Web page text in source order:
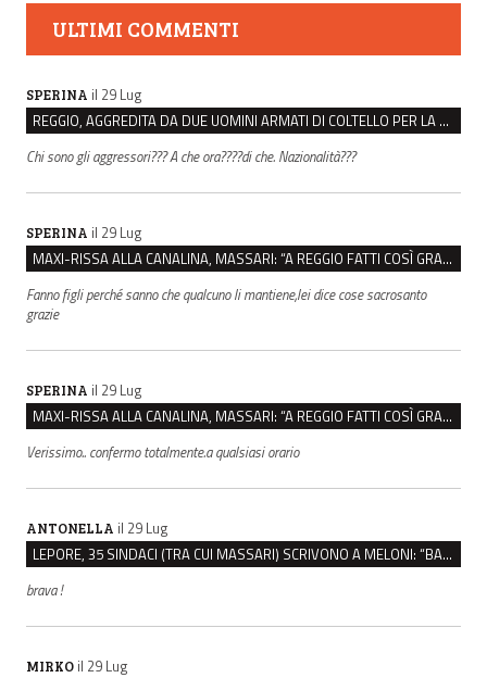
ULTIMI COMMENTI
SPERINA il 29 Lug
REGGIO, AGGREDITA DA DUE UOMINI ARMATI DI COLTELLO PER LA BORSA: LEI REAGISCE E LI FA SCAPPARE
Chi sono gli aggressori??? A che ora????di che. Nazionalità???
SPERINA il 29 Lug
MAXI-RISSA ALLA CANALINA, MASSARI: “A REGGIO FATTI COSÌ GRAVI NON DEVONO TROVARE SPAZIO”
Fanno figli perché sanno che qualcuno li mantiene,lei dice cose sacrosanto
grazie
SPERINA il 29 Lug
MAXI-RISSA ALLA CANALINA, MASSARI: “A REGGIO FATTI COSÌ GRAVI NON DEVONO TROVARE SPAZIO”
Verissimo.. confermo totalmente.a qualsiasi orario
ANTONELLA il 29 Lug
LEPORE, 35 SINDACI (TRA CUI MASSARI) SCRIVONO A MELONI: “BASTA ATTACCHI ISTITUZIONALI”
brava !
MIRKO il 29 Lug